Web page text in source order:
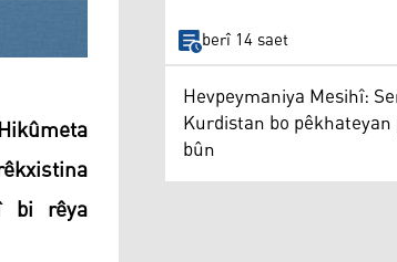
bi rêya
berî 14 saet
Hevpeymaniya Mesihî:
Kurdistan bo
bûn